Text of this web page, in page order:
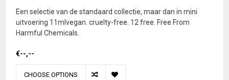
Een selectie van de standaard collectie, maar dan in mini
uitvoering 11mlvegan. cruelty-free. 12 free. Free From
Harmful Chemicals.
€--,--
CHOOSE OPTIONS